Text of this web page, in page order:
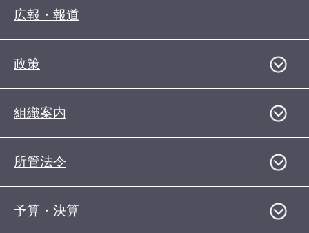
広報・報道
政策
組織案内
所管法令
予算・決算